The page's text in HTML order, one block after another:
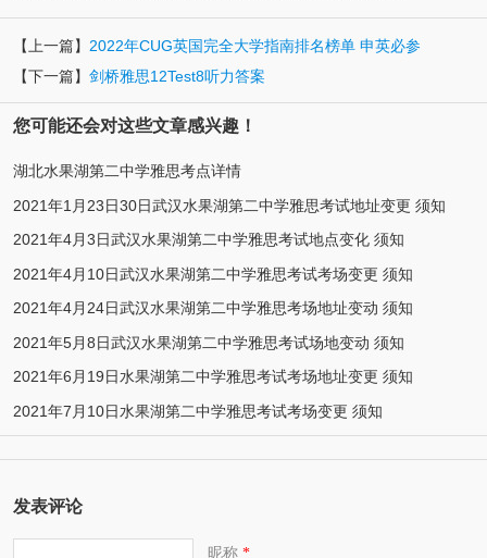
【上一篇】 2022年CUG英国完全大学指南排名榜单 申英必参
【下一篇】 剑桥雅思12Test8听力答案
您可能还会对这些文章感兴趣！
湖北水果湖第二中学雅思考点详情
2021年1月23日30日武汉水果湖第二中学雅思考试地址变更 须知
2021年4月3日武汉水果湖第二中学雅思考试地点变化 须知
2021年4月10日武汉水果湖第二中学雅思考试考场变更 须知
2021年4月24日武汉水果湖第二中学雅思考场地址变动 须知
2021年5月8日武汉水果湖第二中学雅思考试场地变动 须知
2021年6月19日水果湖第二中学雅思考试考场地址变更 须知
2021年7月10日水果湖第二中学雅思考试考场变更 须知
发表评论
昵称*